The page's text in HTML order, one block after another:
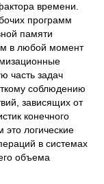
времени.
программ
памяти
в любой момент
часть задач
соблюдению
зависящих от
конечного
логические
в системах
объема